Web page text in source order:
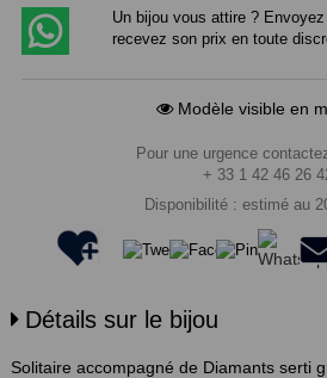
Un bijou vous attire ?
recevez son prix en toute
Modèle visible en
Pour une urgence
+ 33 1 42 46 26
Disponibilité : estimé au
Détails sur le bijou
Solitaire accompagné de Diamants serti